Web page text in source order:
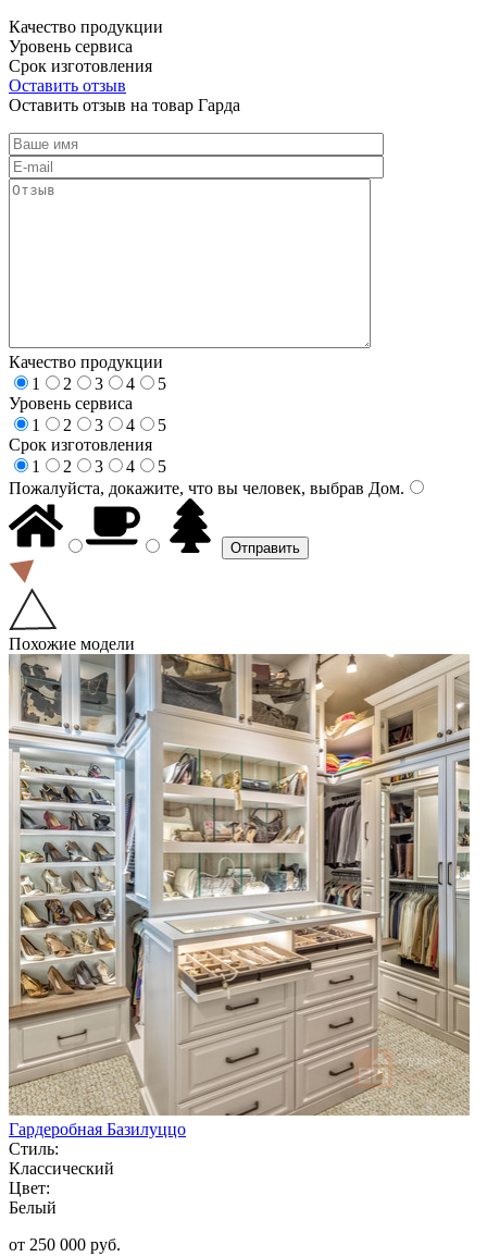
Качество продукции
Уровень сервиса
Срок изготовления
Оставить отзыв
Оставить отзыв на товар Гарда
Качество продукции
1
2 3 4
5
Уровень сервиса
1
2 3 4
5
Срок изготовления
1
2 3 4
5
Пожалуйста, докажите, что вы человек, выбрав Дом.
Похожие модели
Гардеробная Базилуццо
Стиль:
Классический
Цвет:
Белый
от 250 000 руб.